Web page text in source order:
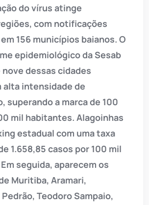
do vírus atinge
com notificações
156 municípios baianos. O
epidemiológico da Sesab
dessas cidades
alta intensidade de
superando a marca de 100
mil habitantes. Alagoinhas
estadual com uma taxa
1.658,85 casos por 100 mil
seguida, aparecem os
Muritiba, Aramari,
Teodoro Sampaio,